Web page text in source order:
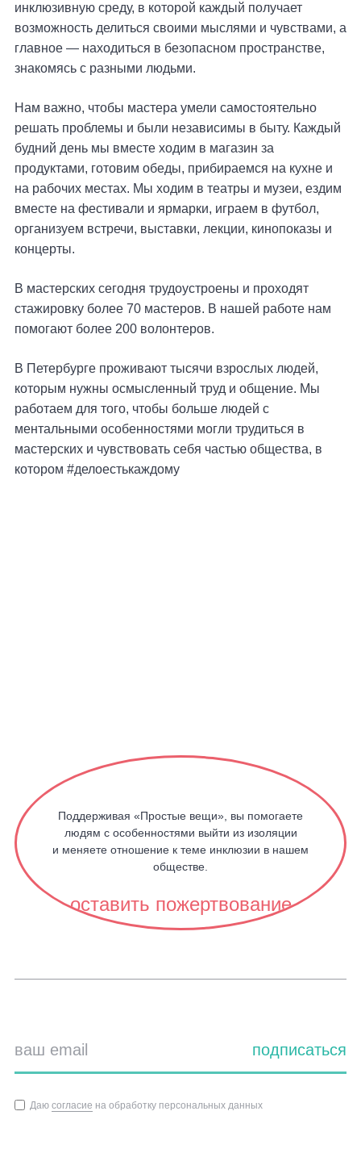
инклюзивную среду, в которой каждый получает
возможность делиться своими мыслями и чувствами, а
главное — находиться в безопасном пространстве,
знакомясь с разными людьми.
Нам важно, чтобы мастера умели самостоятельно
решать проблемы и были независимы в быту. Каждый
будний день мы вместе ходим в магазин за
продуктами, готовим обеды, прибираемся на кухне и
на рабочих местах. Мы ходим в театры и музеи, ездим
вместе на фестивали и ярмарки, играем в футбол,
организуем встречи, выставки, лекции, кинопоказы и
концерты.
В мастерских сегодня трудоустроены и проходят
стажировку более 70 мастеров. В нашей работе нам
помогают более 200 волонтеров.
В Петербурге проживают тысячи взрослых людей,
которым нужны осмысленный труд и общение. Мы
работаем для того, чтобы больше людей с
ментальными особенностями могли трудиться в
мастерских и чувствовать себя частью общества, в
котором #делоестькаждому
Поддерживая «Простые вещи», вы помогаете
людям с особенностями выйти из изоляции
и меняете отношение к теме инклюзии в нашем
обществе.
оставить пожертвование
Даю согласие на обработку персональных данных
подписаться